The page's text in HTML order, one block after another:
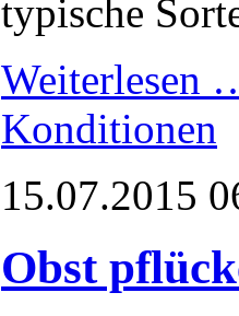
typische
Weiterlesen
Konditionen
15.07.2015
Obst